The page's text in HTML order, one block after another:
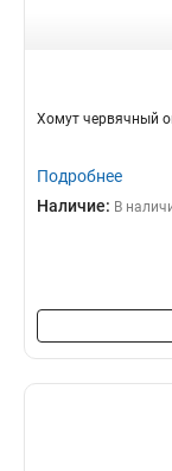
Хомут червячный
Подробнее
Наличие: В